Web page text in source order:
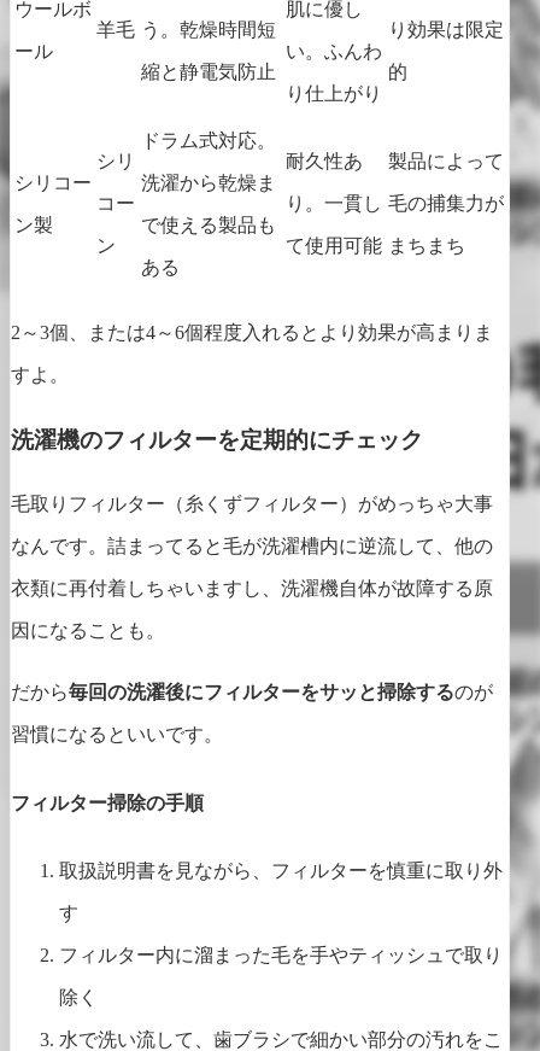
ウールボ
ール
羊毛 う。乾燥時間短
縮と静電気防止
肌に優し
い。ふんわ
り仕上がり
り効果は限定
的
シリコー
ン製
シリ
コー
ン
ドラム式対応。
洗濯から乾燥ま
で使える製品も
ある
耐久性あ
り。一貫し
て使用可能
製品によって
毛の捕集力が
まちまち
2～3個、または4～6個程度入れるとより効果が高まりま
すよ。
洗濯機のフィルターを定期的にチェック
毛取りフィルター（糸くずフィルター）がめっちゃ大事
なんです。詰まってると毛が洗濯槽内に逆流して、他の
衣類に再付着しちゃいますし、洗濯機自体が故障する原
因になることも。
だから毎回の洗濯後にフィルターをサッと掃除するのが
習慣になるといいです。
フィルター掃除の手順
取扱説明書を見ながら、フィルターを慎重に取り外
す
フィルター内に溜まった毛を手やティッシュで取り
除く
水で洗い流して、歯ブラシで細かい部分の汚れをこ